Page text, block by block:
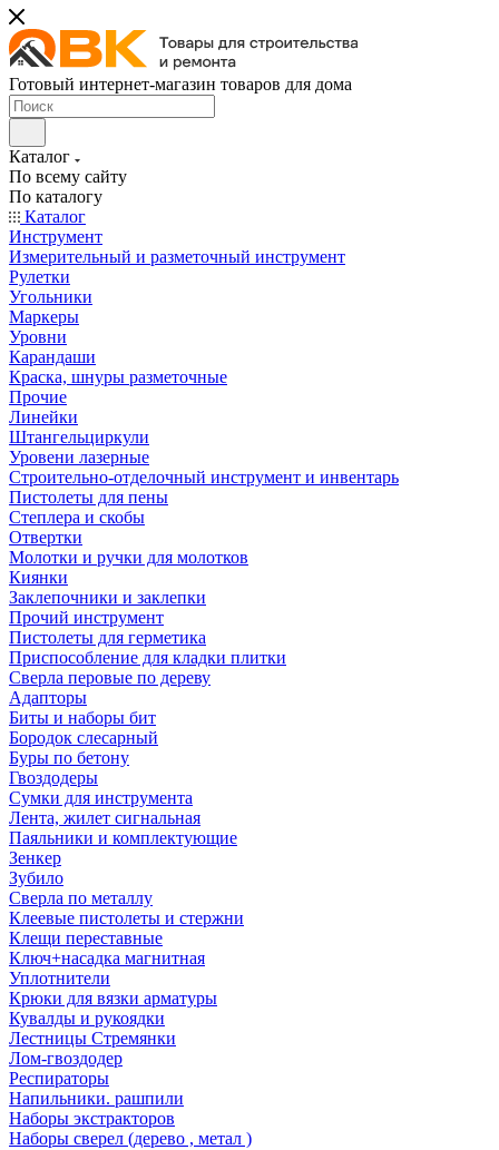
Готовый интернет-магазин товаров для дома
Каталог
По всему сайту
По каталогу
Каталог
Инструмент
Измерительный и разметочный инструмент
Рулетки
Угольники
Маркеры
Уровни
Карандаши
Краска, шнуры разметочные
Прочие
Линейки
Штангельциркули
Уровени лазерные
Строительно-отделочный инструмент и инвентарь
Пистолеты для пены
Степлера и скобы
Отвертки
Молотки и ручки для молотков
Киянки
Заклепочники и заклепки
Прочий инструмент
Пистолеты для герметика
Приспособление для кладки плитки
Сверла перовые по дереву
Адапторы
Биты и наборы бит
Бородок слесарный
Буры по бетону
Гвоздодеры
Сумки для инструмента
Лента, жилет сигнальная
Паяльники и комплектующие
Зенкер
Зубило
Сверла по металлу
Клеевые пистолеты и стержни
Клещи переставные
Ключ+насадка магнитная
Уплотнители
Крюки для вязки арматуры
Кувалды и рукоядки
Лестницы Стремянки
Лом-гвоздодер
Респираторы
Напильники. рашпили
Наборы экстракторов
Наборы сверел (дерево , метал )